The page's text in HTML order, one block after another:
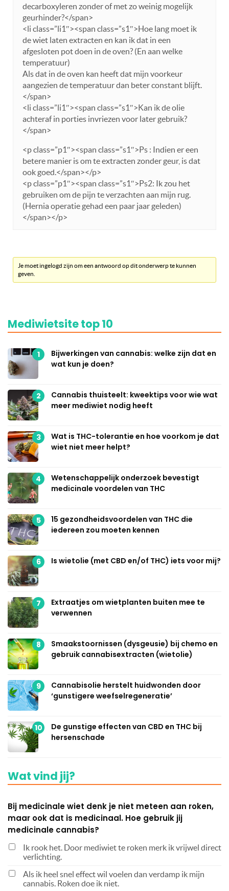
decarboxyleren zonder of met zo weinig mogelijk
geurhinder?</span>
<li class=”li1″><span class=”s1″>Hoe lang moet ik
de wiet laten extracten en kan ik dat in een
afgesloten pot doen in de oven? (En aan welke
temperatuur)
Als dat in de oven kan heeft dat mijn voorkeur
aangezien de temperatuur dan beter constant blijft.
</span>
<li class=”li1″><span class=”s1″>Kan ik de olie
achteraf in porties invriezen voor later gebruik?
</span>
<p class=”p1″><span class=”s1″>Ps : Indien er een
betere manier is om te extracten zonder geur, is dat
ook goed.</span></p>
<p class=”p1″><span class=”s1″>Ps2: Ik zou het
gebruiken om de pijn te verzachten aan mijn rug.
(Hernia operatie gehad een paar jaar geleden)
</span></p>
Je moet ingelogd zijn om een antwoord op dit onderwerp te kunnen
geven.
Mediwietsite top 10
1
Bijwerkingen van cannabis: welke zijn dat en
wat kun je doen?
2
Cannabis thuisteelt: kweektips voor wie wat
meer mediwiet nodig heeft
3
Wat is THC-tolerantie en hoe voorkom je dat
wiet niet meer helpt?
4
Wetenschappelijk onderzoek bevestigt
medicinale voordelen van THC
5
15 gezondheidsvoordelen van THC die
iedereen zou moeten kennen
6 Is wietolie (met CBD en/of THC) iets voor mij?
7
Extraatjes om wietplanten buiten mee te
verwennen
8
Smaakstoornissen (dysgeusie) bij chemo en
gebruik cannabisextracten (wietolie)
9
Cannabisolie herstelt huidwonden door
‘gunstigere weefselregeneratie’
10
De gunstige effecten van CBD en THC bij
hersenschade
Wat vind jij?
Bij medicinale wiet denk je niet meteen aan roken,
maar ook dat is medicinaal. Hoe gebruik jij
medicinale cannabis?
Ik rook het. Door mediwiet te roken merk ik vrijwel direct
verlichting.
Als ik heel snel effect wil voelen dan verdamp ik mijn
cannabis. Roken doe ik niet.